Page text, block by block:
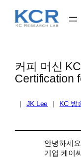
커피 머신
Certification
| JK Lee | KC 방
안녕하세
기업 케이